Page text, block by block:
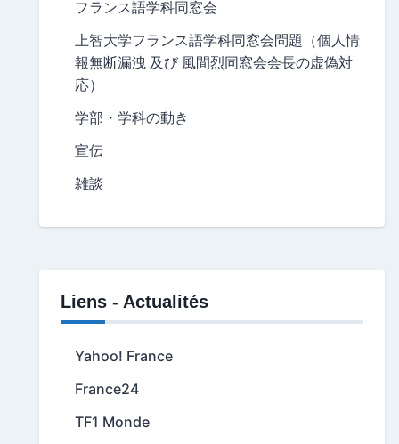
フランス語学科同窓会
上智大学フランス語学科同窓会問題（個人情
報無断漏洩 及び 風間烈同窓会会長の虚偽対
応）
学部・学科の動き
宣伝
雑談
Liens - Actualités
Yahoo! France
France24
TF1 Monde